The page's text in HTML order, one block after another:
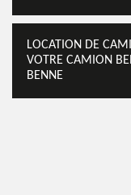
LOCATION DE
VOTRE CAMION
BENNE